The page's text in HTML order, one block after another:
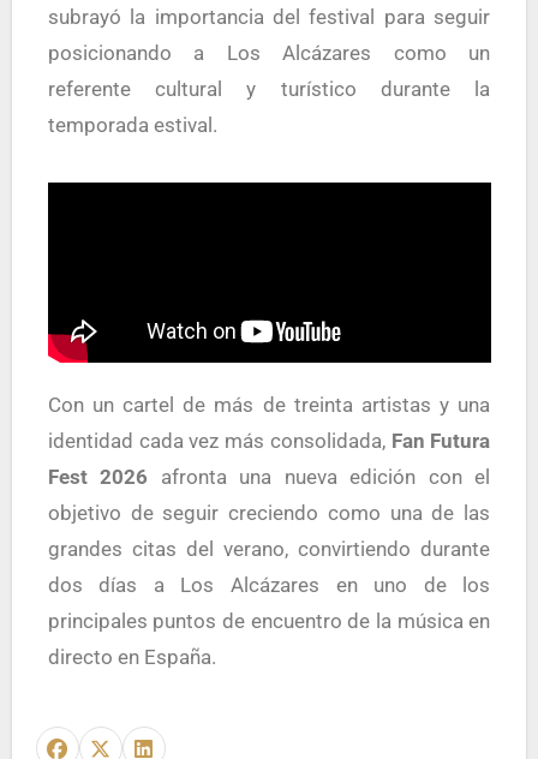
subrayó la importancia del festival para seguir
posicionando a Los Alcázares como un
referente cultural y turístico durante la
temporada estival.
Con un cartel de más de treinta artistas y una
identidad cada vez más consolidada, Fan Futura
Fest 2026 afronta una nueva edición con el
objetivo de seguir creciendo como una de las
grandes citas del verano, convirtiendo durante
dos días a Los Alcázares en uno de los
principales puntos de encuentro de la música en
directo en España.